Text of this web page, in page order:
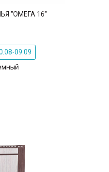
"ОМЕГА 16"
09.09